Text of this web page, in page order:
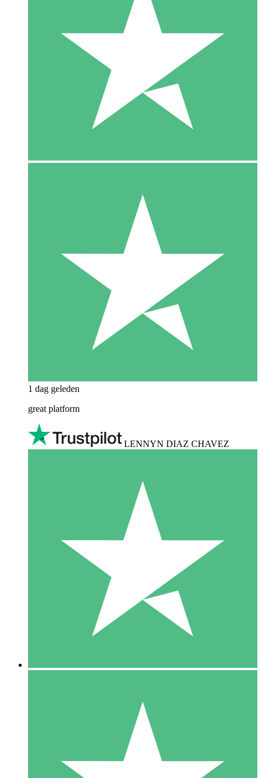
1 dag geleden
great platform
LENNYN DIAZ CHAVEZ